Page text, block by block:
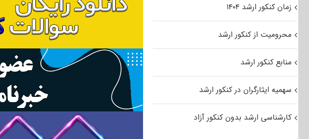
زمان کنکور ارشد ۱۴۰۴
محرومیت از کنکور ارشد
منابع کنکور ارشد
سهمیه ایثارگران در کنکور ارشد
کارشناسی ارشد بدون کنکور آزاد